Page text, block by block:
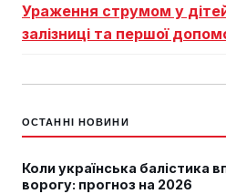
Ураження струмом у
залізниці та першої
ОСТАННІ НОВИНИ
Коли українська балістика
ворогу: прогноз на 2026